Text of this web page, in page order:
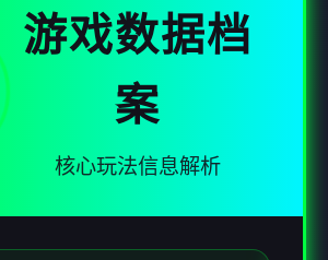
游戏数据档
案
核心玩法信息解析